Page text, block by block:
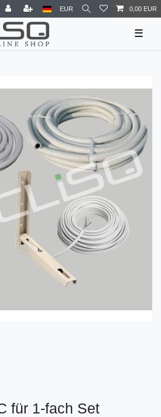
EUR 0,00 EUR
☰
für 1-fach Set